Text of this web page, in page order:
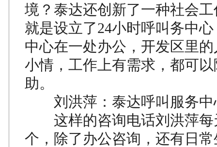
境？泰达还创新了一种社会
就是设立了24小时呼叫务中
中心在一处办公，开发区里
小情，工作上有需求，都可
助。
刘洪萍：泰达呼叫服务中
这样的咨询电话刘洪萍每
个，除了办公咨询，还有日